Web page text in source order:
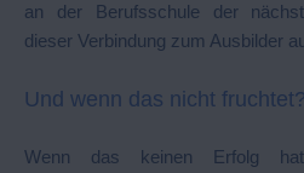
an der Berufsschule der
dieser Verbindung zum Ausbilder
Und wenn das nicht fruchtet?
Wenn das keinen Erfolg